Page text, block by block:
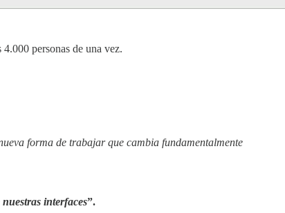
personas de una vez.
forma de trabajar que cambia fundamentalmente
interfaces”.